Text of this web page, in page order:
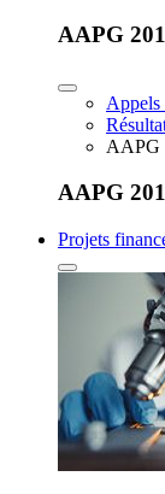
AAPG
Appels
AAPG
AAPG
Projets